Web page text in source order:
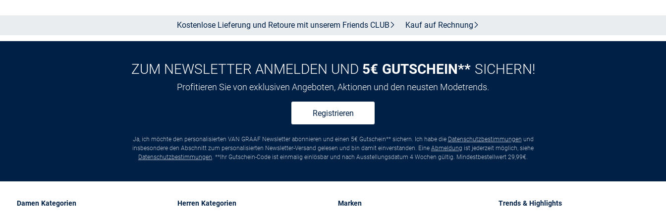
Kostenlose Lieferung und Retoure mit unserem Friends CLUB Kauf auf Rechnung
ZUM NEWSLETTER ANMELDEN UND 5€ GUTSCHEIN** SICHERN!
Profitieren Sie von exklusiven Angeboten, Aktionen und den neusten Modetrends.
Registrieren
Ja, ich möchte den personalisierten VAN GRAAF Newsletter abonnieren und einen 5€ Gutschein** sichern. Ich habe die Datenschutzbestimmungen und
insbesondere den Abschnitt zum personalisierten Newsletter-Versand gelesen und bin damit einverstanden. Eine Abmeldung ist jederzeit möglich, siehe
Datenschutzbestimmungen. **Ihr Gutschein-Code ist einmalig einlösbar und nach Ausstellungsdatum 4 Wochen gültig. Mindestbestellwert 29,99€.
Damen Kategorien Herren Kategorien Marken Trends & Highlights